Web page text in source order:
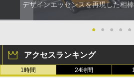
デザインエッセンスを再現した相
● ● ● ● ●
アクセスランキング
1時間 24時間